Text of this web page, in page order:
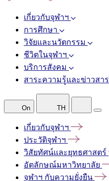
เกี่ยวกับจุฬาฯ
การศึกษา
วิจัยและนวัตกรรม
ชีวิตในจุฬาฯ
บริการสังคม
สาระความรู้และข่าวสาร
On TH
เกี่ยวกับจุฬาฯ
ประวัติจุฬาฯ
วิสัยทัศน์และยุทธศาสตร์
อัตลักษณ์มหาวิทยาลัย
จุฬาฯ กับความยั่งยืน